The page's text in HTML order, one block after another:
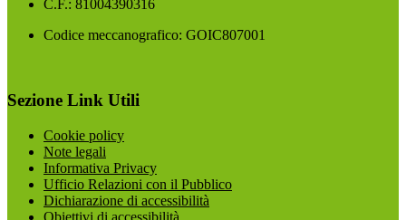
C.F.: 81004390316
Codice meccanografico: GOIC807001
Sezione Link Utili
Cookie policy
Note legali
Informativa Privacy
Ufficio Relazioni con il Pubblico
Dichiarazione di accessibilità
Obiettivi di accessibilità